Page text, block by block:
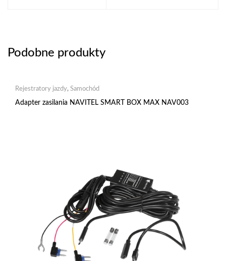
Podobne produkty
Rejestratory jazdy, Samochód
Adapter zasilania NAVITEL SMART BOX MAX NAV003